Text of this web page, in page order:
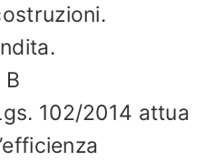
102/2014 attua